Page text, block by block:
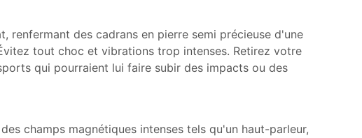
renfermant des cadrans en pierre semi précieuse d'une
tout choc et vibrations trop intenses. Retirez votre
qui pourraient lui faire subir des impacts ou des
champs magnétiques intenses tels qu'un haut-parleur,